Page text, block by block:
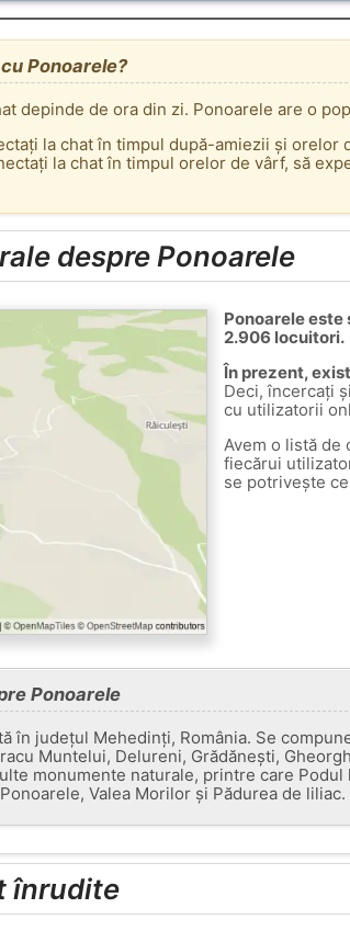
Ponoarele?
depinde de ora din zi. Ponoarele are o
la chat în timpul după-amiezii și orelor
la chat în timpul orelor de vârf, să
despre Ponoarele
Ponoarele este
2.906 locuitori.
În prezent,
Deci, încercați
cu utilizatorii
Avem o listă de
fiecărui
se potrivește
Ponoarele
în județul Mehedinți, România. Se
Muntelui, Delureni, Grădănești,
monumente naturale, printre care
Valea Morilor și Pădurea de liliac.
înrudite